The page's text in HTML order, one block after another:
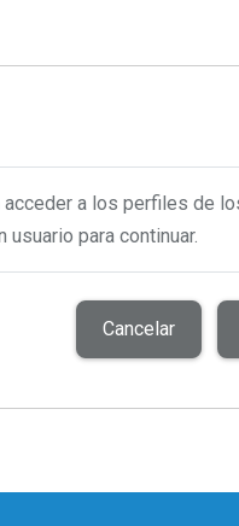
a los perfiles de
para continuar.
Cancelar